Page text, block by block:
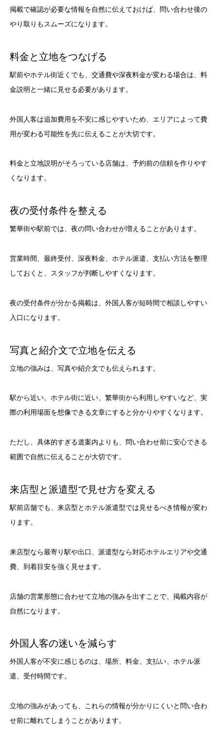
掲載で確認が必要な情報を自然に伝えておけば、問い合わせ後の
やり取りもスムーズになります。
料金と立地をつなげる
駅前やホテル街近くでも、交通費や深夜料金が変わる場合は、料
金説明と一緒に見せる必要があります。
外国人客は追加費用を不安に感じやすいため、エリアによって費
用が変わる可能性を先に伝えることが大切です。
料金と立地説明がそろっている店舗は、予約前の信頼を作りやす
くなります。
夜の受付条件を整える
繁華街や駅前では、夜の問い合わせが増えることがあります。
営業時間、最終受付、深夜料金、ホテル派遣、支払い方法を整理
しておくと、スタッフが判断しやすくなります。
夜の受付条件が分かる掲載は、外国人客が短時間で相談しやすい
入口になります。
写真と紹介文で立地を伝える
立地の強みは、写真や紹介文でも伝えられます。
駅から近い、ホテル街に近い、繁華街から利用しやすいなど、実
際の利用場面を想像できる文章にすると分かりやすくなります。
ただし、具体的すぎる道案内よりも、問い合わせ前に安心できる
範囲で自然に伝えることが大切です。
来店型と派遣型で見せ方を変える
駅前店舗でも、来店型とホテル派遣型では見せるべき情報が変わ
ります。
来店型なら最寄り駅や出口、派遣型なら対応ホテルエリアや交通
費、到着目安を強く見せます。
店舗の営業形態に合わせて立地の強みを出すことで、掲載内容が
自然になります。
外国人客の迷いを減らす
外国人客が不安に感じるのは、場所、料金、支払い、ホテル派
遣、受付時間です。
立地の強みがあっても、これらの情報が分かりにくいと問い合わ
せ前に離れてしまうことがあります。